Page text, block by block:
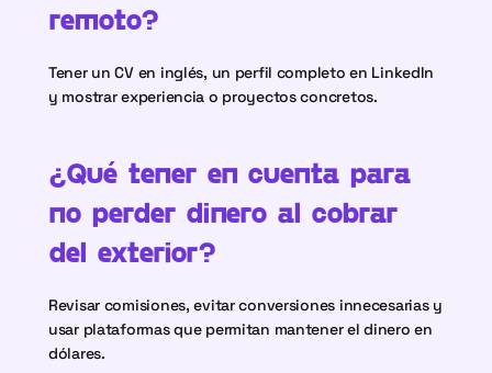
remoto?
Tener un CV en inglés, un perfil completo en LinkedIn
y mostrar experiencia o proyectos concretos.
¿Qué tener en cuenta para
no perder dinero al cobrar
del exterior?
Revisar comisiones, evitar conversiones innecesarias y
usar plataformas que permitan mantener el dinero en
dólares.